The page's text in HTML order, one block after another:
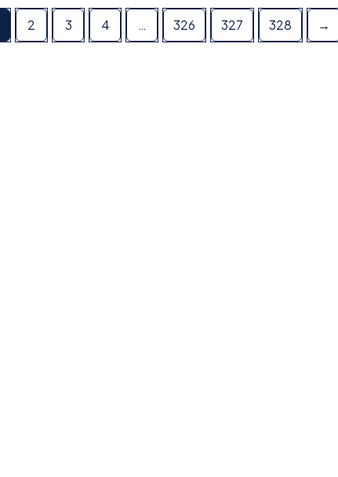
2 3 4 … 326 327 328 →